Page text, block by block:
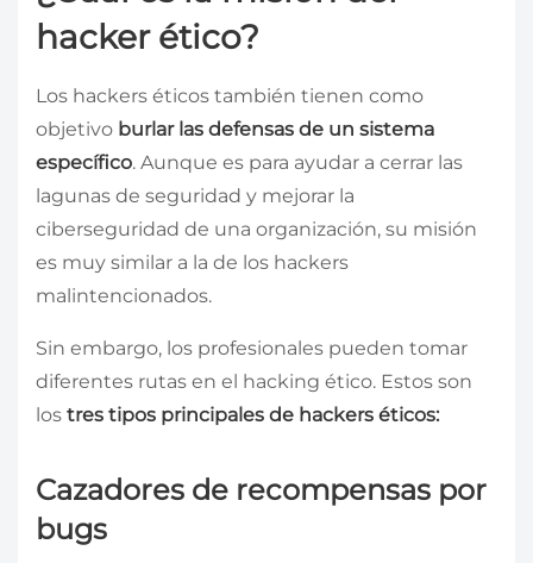
hacker ético?
Los hackers éticos también tienen como
objetivo burlar las defensas de un sistema
específico. Aunque es para ayudar a cerrar las
lagunas de seguridad y mejorar la
ciberseguridad de una organización, su misión
es muy similar a la de los hackers
malintencionados.
Sin embargo, los profesionales pueden tomar
diferentes rutas en el hacking ético. Estos son
los tres tipos principales de hackers éticos:
Cazadores de recompensas por
bugs